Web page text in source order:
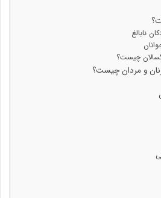
و مردان چیست؟